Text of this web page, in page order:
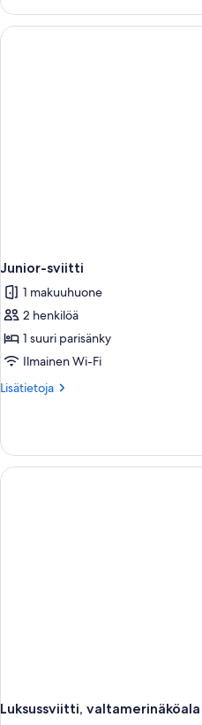
Junior-sviitti
1 makuuhuone
2 henkilöä
1 suuri parisänky
Ilmainen Wi-Fi
Lisätietoja
Lisätietoja
Luksussviitti, valtamerinäköala